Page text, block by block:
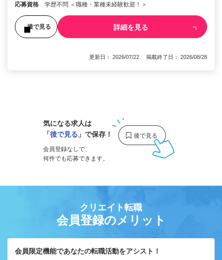
応募資格 学歴不問 ＜職種・業種未経験歓迎！＞
後で見る 詳細を見る
更新日： 2026/07/22 掲載終了日： 2026/08/28
気になる求人は
「後で見る 」で保存！
会員登録なしで、
何件でも応募できます。
クリエイト転職
会員登録のメリット
会員限定機能であなたの転職活動をアシスト！